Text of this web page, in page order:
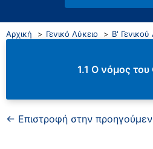
Αρχική Γενικό Λύκειο Β' Γενικού
1.1 Ο νόμος
← Επιστροφή στην